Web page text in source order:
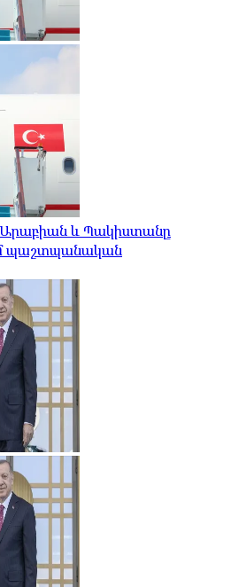
Արաբիան և Պակիստանը
պաշտպանական